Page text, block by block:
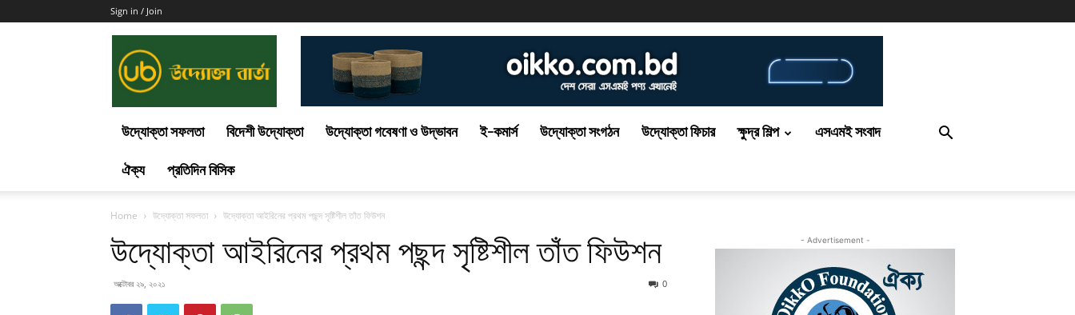
Sign in / Join
উদ্যোক্তা সফলতা বিদেশী উদ্যোক্তা উদ্যোক্তা গবেষণা ও উদ্ভাবন ই-কমার্স উদ্যোক্তা সংগঠন উদ্যোক্তা ফিচার ক্ষুদ্র শিল্প এসএমই সংবাদ
ঐক্য প্রতিদিন বিসিক
Home উদ্যোক্তা সফলতা উদ্যোক্তা আইরিনের প্রথম পছন্দ সৃষ্টিশীল তাঁত ফিউশন
উদ্যোক্তা আইরিনের প্রথম পছন্দ সৃষ্টিশীল তাঁত ফিউশন
অক্টোবর ২৯, ২০২১ 0
- Advertisement -